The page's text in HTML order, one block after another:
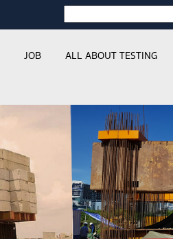
JOB ALL ABOUT TESTING